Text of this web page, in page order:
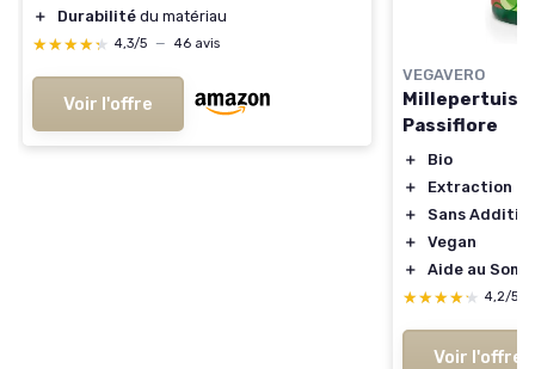
＋
Durabilité du matériau
★★★★★
★★★★★ 4,3/5 — 46 avis
Voir l'offre
VEGAVERO
Millepertuis
Passiflore
＋
Bio
＋
Extraction
＋
Sans Additifs
＋
Vegan
＋
Aide au
★★★★★
★★★★★ 4,2/5
Voir l'offre